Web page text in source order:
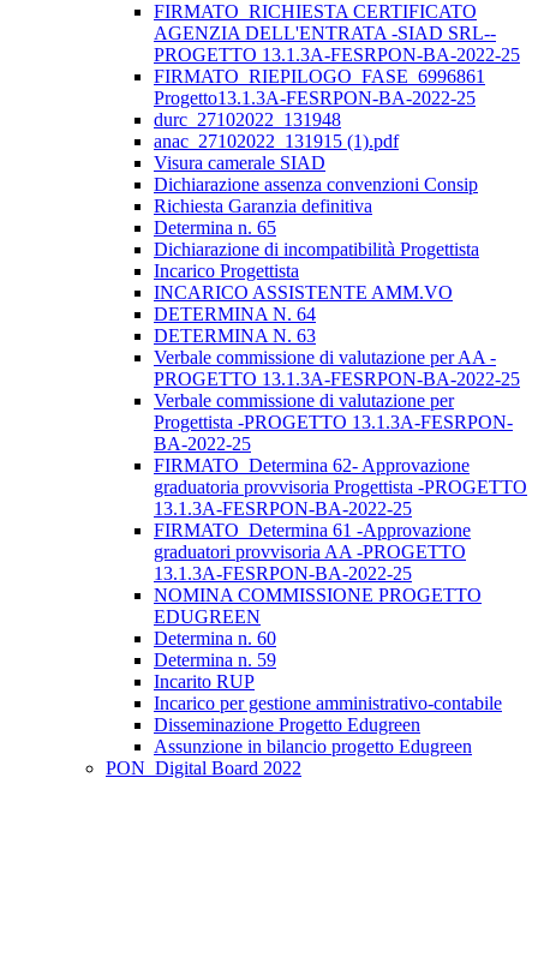
FIRMATO_RICHIESTA CERTIFICATO
AGENZIA DELL'ENTRATA -SIAD SRL--
PROGETTO 13.1.3A-FESRPON-BA-2022-25
FIRMATO_RIEPILOGO_FASE_6996861
Progetto13.1.3A-FESRPON-BA-2022-25
durc_27102022_131948
anac_27102022_131915 (1).pdf
Visura camerale SIAD
Dichiarazione assenza convenzioni Consip
Richiesta Garanzia definitiva
Determina n. 65
Dichiarazione di incompatibilità Progettista
Incarico Progettista
INCARICO ASSISTENTE AMM.VO
DETERMINA N. 64
DETERMINA N. 63
Verbale commissione di valutazione per AA -
PROGETTO 13.1.3A-FESRPON-BA-2022-25
Verbale commissione di valutazione per
Progettista -PROGETTO 13.1.3A-FESRPON-
BA-2022-25
FIRMATO_Determina 62- Approvazione
graduatoria provvisoria Progettista -PROGETTO
13.1.3A-FESRPON-BA-2022-25
FIRMATO_Determina 61 -Approvazione
graduatori provvisoria AA -PROGETTO
13.1.3A-FESRPON-BA-2022-25
NOMINA COMMISSIONE PROGETTO
EDUGREEN
Determina n. 60
Determina n. 59
Incarito RUP
Incarico per gestione amministrativo-contabile
Disseminazione Progetto Edugreen
Assunzione in bilancio progetto Edugreen
PON_Digital Board 2022